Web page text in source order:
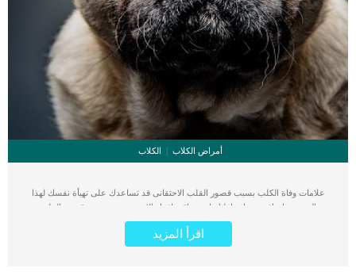
أمراض الكلاب الكلاب
علامات وفاة الكلب بسبب قصور القلب الاحتقانى قد تساعدك على تهيأة نفسك لهذا
الحدث, واتخاذ جميع احتياطتك انت وباقى افراد الاسرة. يعتبر مرض قصور القلب
الاحتقانى من اخطر الحالات المرضية التى يمكن ان يتعرض لها جميع الكائنات الحية بما فى
ذلك الكلاب والقطط. كما ان القلب يعتبر عضوا رئيسيا فى جسم الكلاب, واى قصور به
اقرأ المزيد